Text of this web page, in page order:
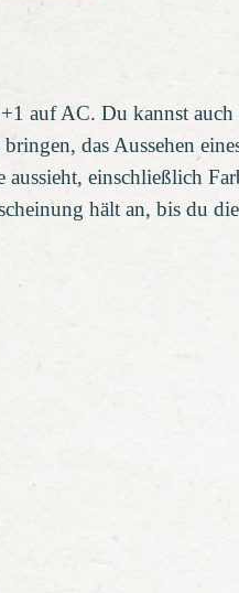
auf AC. Du kannst
das Aussehen
einschließlich
hält an, bis du